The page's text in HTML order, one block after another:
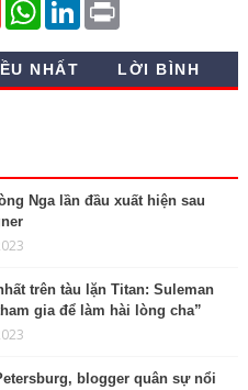
m
i
l
t
s
A
k
d
n
t
NHẤT LỜI BÌNH
Nga lần đầu xuất hiện sau
trên tàu lặn Titan: Suleman
gia để làm hài lòng cha”
blogger quân sự nổi